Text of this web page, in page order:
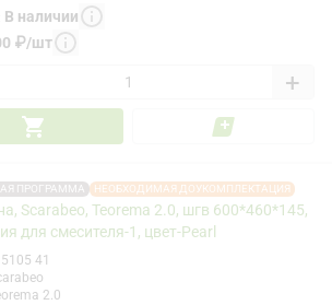
В наличии
₽/шт
+
ПРОГРАММА НЕОБХОДИМАЯ ДОУКОМПЛЕКТАЦИЯ
Scarabeo, Teorema 2.0, шгв 600*460*145,
для смесителя-1, цвет-Pearl
5105 41
2.0